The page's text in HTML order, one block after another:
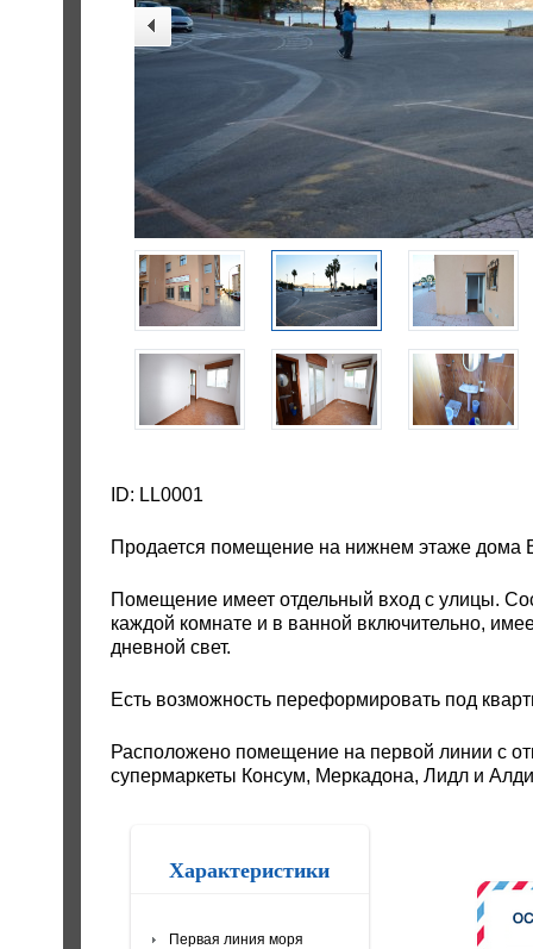
ID: LL0001
Продается помещение на нижнем этаже дома
Помещение имеет отдельный вход с улицы.
каждой комнате и в ванной включительно,
дневной свет.
Есть возможность переформировать под
Расположено помещение на первой линии с
супермаркеты Консум, Меркадона, Лидл и
Характеристики
Первая линия моря